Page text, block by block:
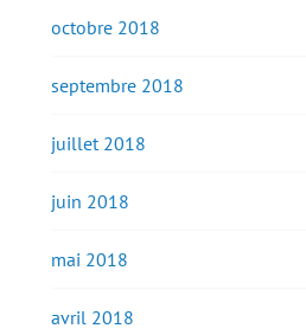
octobre 2018
septembre 2018
juillet 2018
juin 2018
mai 2018
avril 2018